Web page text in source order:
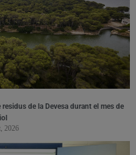
de la Devesa durant el mes de
2026